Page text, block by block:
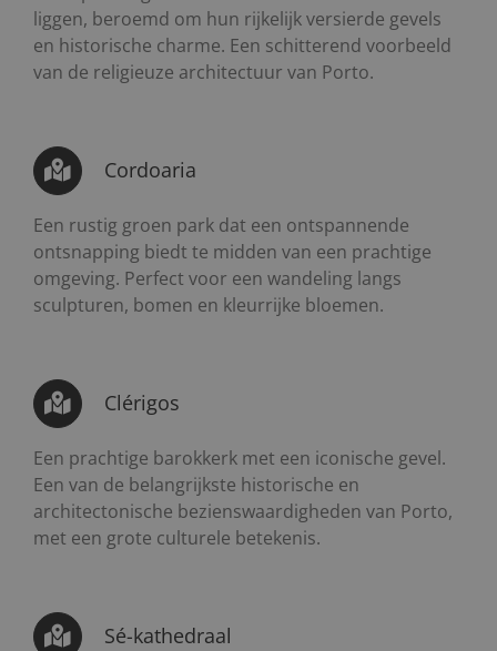
liggen, beroemd om hun rijkelijk versierde gevels
en historische charme. Een schitterend voorbeeld
van de religieuze architectuur van Porto.
Cordoaria
Een rustig groen park dat een ontspannende
ontsnapping biedt te midden van een prachtige
omgeving. Perfect voor een wandeling langs
sculpturen, bomen en kleurrijke bloemen.
Clérigos
Een prachtige barokkerk met een iconische gevel.
Een van de belangrijkste historische en
architectonische bezienswaardigheden van Porto,
met een grote culturele betekenis.
Sé-kathedraal